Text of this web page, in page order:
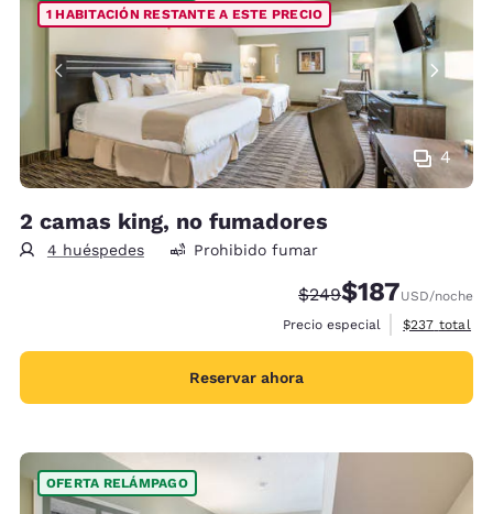
4
1 HABITACIÓN RESTANTE A ESTE PRECIO
2 camas king, no fumadores
4 huéspedes Prohibido fumar
Precio tachado:
$249Precio con
$187USD/noche
Precio especial
Ver detalles
$237 total
Reservar ahora
OFERTA RELÁMPAGO